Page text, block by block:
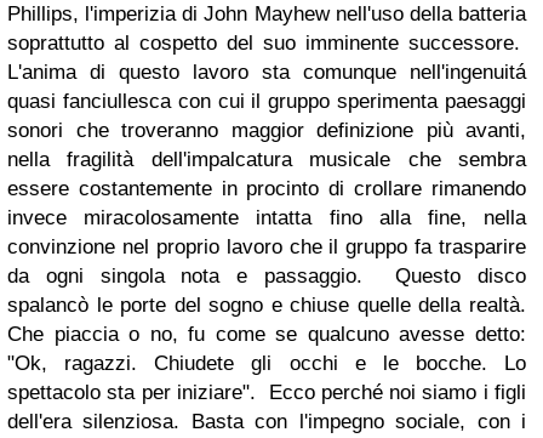
Phillips, l'imperizia di John Mayhew nell'uso della batteria
soprattutto al cospetto del suo imminente successore.
L'anima di questo lavoro sta comunque nell'ingenuitá
quasi fanciullesca con cui il gruppo sperimenta paesaggi
sonori che troveranno maggior definizione più avanti,
nella fragilità dell'impalcatura musicale che sembra
essere costantemente in procinto di crollare rimanendo
invece miracolosamente intatta fino alla fine, nella
convinzione nel proprio lavoro che il gruppo fa trasparire
da ogni singola nota e passaggio. Questo disco
spalancò le porte del sogno e chiuse quelle della realtà.
Che piaccia o no, fu come se qualcuno avesse detto:
"Ok, ragazzi. Chiudete gli occhi e le bocche. Lo
spettacolo sta per iniziare". Ecco perché noi siamo i figli
dell'era silenziosa. Basta con l'impegno sociale, con i